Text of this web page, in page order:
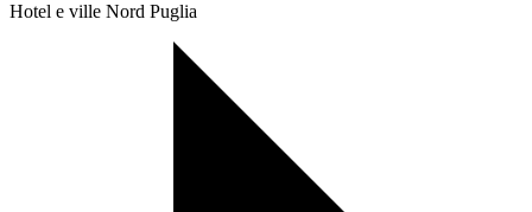
Hotel e ville Nord Puglia